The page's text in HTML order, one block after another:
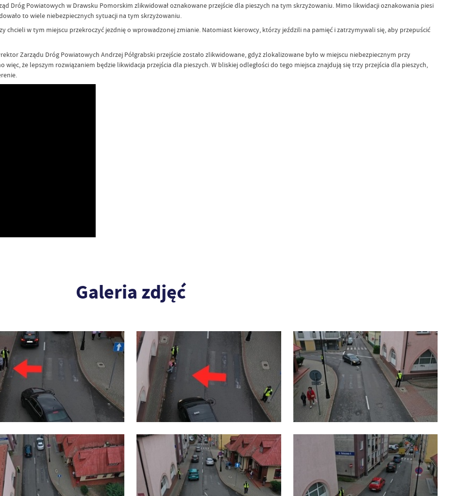
Dróg Powiatowych w Drawsku Pomorskim zlikwidował oznakowane przejście dla pieszych na tym skrzyżowaniu. Mimo likwidacji oznakowania piesi
to wiele niebezpiecznych sytuacji na tym skrzyżowaniu.
chcieli w tym miejscu przekroczyć jezdnię o wprowadzonej zmianie. Natomiast kierowcy, którzy jeździli na pamięć i zatrzymywali się, aby przepuścić
Zarządu Dróg Powiatowych Andrzej Półgrabski przejście zostało zlikwidowane, gdyż zlokalizowane było w miejscu niebezpiecznym przy
że lepszym rozwiązaniem będzie likwidacja przejścia dla pieszych. W bliskiej odległości do tego miejsca znajdują się trzy przejścia dla pieszych,
Galeria zdjęć